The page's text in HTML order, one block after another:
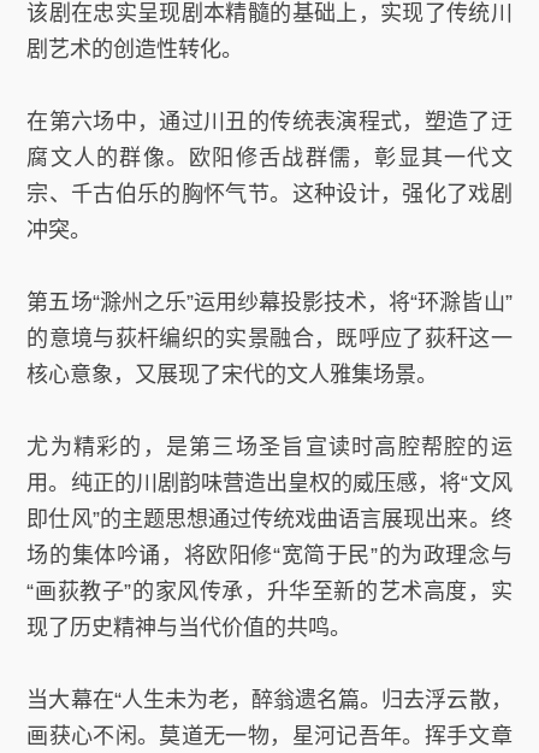
该剧在忠实呈现剧本精髓的基础上，实现了传统川
剧艺术的创造性转化。
在第六场中，通过川丑的传统表演程式，塑造了迂
腐文人的群像。欧阳修舌战群儒，彰显其一代文
宗、千古伯乐的胸怀气节。这种设计，强化了戏剧
冲突。
第五场“滁州之乐”运用纱幕投影技术，将“环滁皆山”
的意境与荻杆编织的实景融合，既呼应了荻秆这一
核心意象，又展现了宋代的文人雅集场景。
尤为精彩的，是第三场圣旨宣读时高腔帮腔的运
用。纯正的川剧韵味营造出皇权的威压感，将“文风
即仕风”的主题思想通过传统戏曲语言展现出来。终
场的集体吟诵，将欧阳修“宽简于民”的为政理念与
“画荻教子”的家风传承，升华至新的艺术高度，实
现了历史精神与当代价值的共鸣。
当大幕在“人生未为老，醉翁遗名篇。归去浮云散，
画获心不闲。莫道无一物，星河记吾年。挥手文章